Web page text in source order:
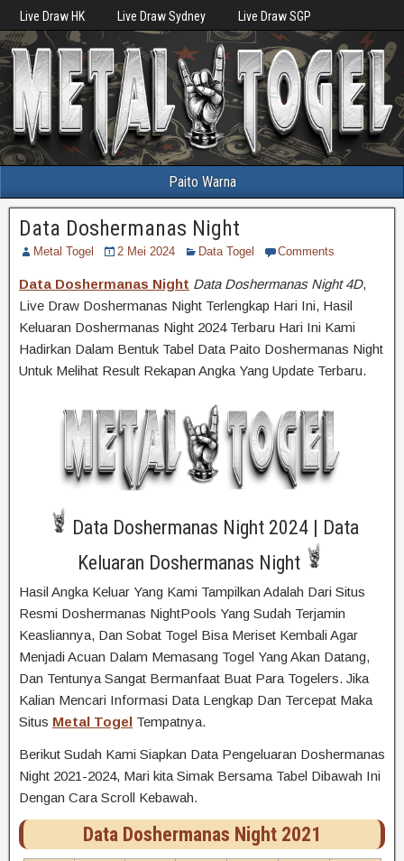
Live Draw HK Live Draw Sydney Live Draw SGP
Paito Warna
Data Doshermanas Night
Metal Togel 2 Mei 2024 Data Togel Comments
Data Doshermanas Night Data Doshermanas Night 4D,
Live Draw Doshermanas Night Terlengkap Hari Ini, Hasil
Keluaran Doshermanas Night 2024 Terbaru Hari Ini Kami
Hadirkan Dalam Bentuk Tabel Data Paito Doshermanas Night
Untuk Melihat Result Rekapan Angka Yang Update Terbaru.
Data Doshermanas Night 2024 | Data
Keluaran Doshermanas Night
Hasil Angka Keluar Yang Kami Tampilkan Adalah Dari Situs
Resmi Doshermanas NightPools Yang Sudah Terjamin
Keasliannya, Dan Sobat Togel Bisa Meriset Kembali Agar
Menjadi Acuan Dalam Memasang Togel Yang Akan Datang,
Dan Tentunya Sangat Bermanfaat Buat Para Togelers. Jika
Kalian Mencari Informasi Data Lengkap Dan Tercepat Maka
Situs Metal Togel Tempatnya.
Berikut Sudah Kami Siapkan Data Pengeluaran Doshermanas
Night 2021-2024, Mari kita Simak Bersama Tabel Dibawah Ini
Dengan Cara Scroll Kebawah.
Data Doshermanas Night 2021